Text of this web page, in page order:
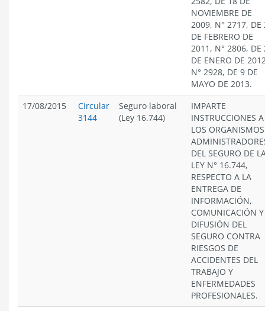
NOVIEMBRE DE
2009, N° 2717, DE
DE FEBRERO DE
2011, N° 2806, DE
DE ENERO DE
N° 2928, DE 9 DE
MAYO DE 2013.
17/08/2015
Circular
3144
Seguro laboral
(Ley 16.744)
IMPARTE
INSTRUCCIONES A
LOS ORGANISMOS
DEL SEGURO DE
LEY N° 16.744,
RESPECTO A LA
ENTREGA DE
INFORMACIÓN,
COMUNICACIÓN Y
DIFUSIÓN DEL
SEGURO CONTRA
RIESGOS DE
ACCIDENTES DEL
TRABAJO Y
ENFERMEDADES
PROFESIONALES.